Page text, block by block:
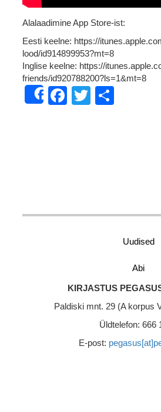
Alalaadimine App Store-ist:
Eesti keelne: https://
lood/id914899953?mt=8
Inglise keelne: https://
friends/id920788200?ls=1&mt=8
ShareFacebook
Twitter
Uudised
Abi
KIRJASTUS
Paldiski mnt. 29 (A korpus
Üldtelefon: 666
E-post: